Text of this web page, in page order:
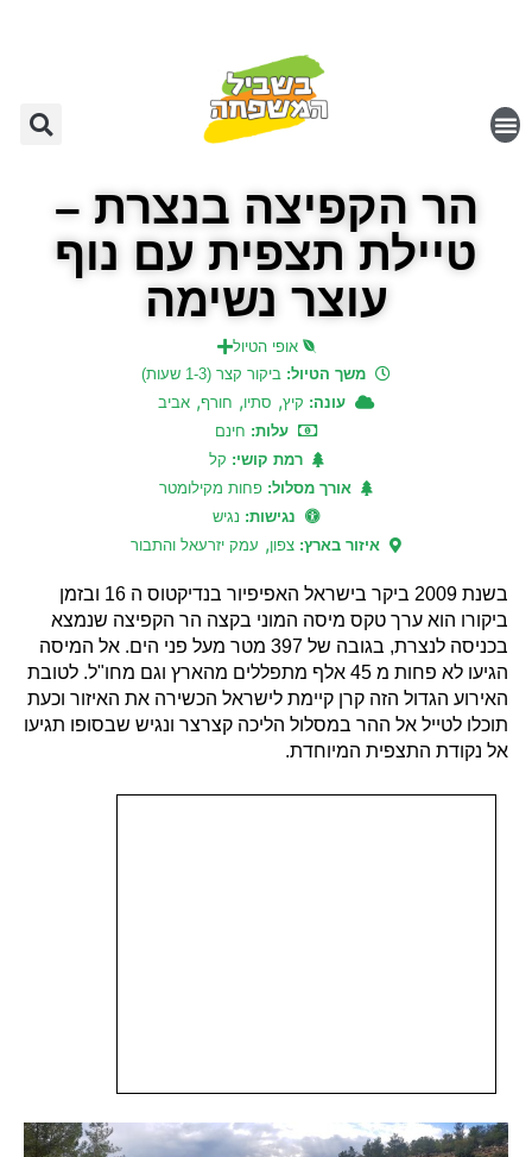
הר הקפיצה בנצרת –
טיילת תצפית עם נוף
עוצר נשימה
אופי הטיול
משך הטיול: ביקור קצר (1-3 שעות)
עונה: קיץ, סתיו, חורף, אביב
עלות: חינם
רמת קושי: קל
אורך מסלול: פחות מקילומטר
נגישות: נגיש
איזור בארץ: צפון, עמק יזרעאל והתבור
בשנת 2009 ביקר בישראל האפיפיור בנדיקטוס ה 16 ובזמן
ביקורו הוא ערך טקס מיסה המוני בקצה הר הקפיצה שנמצא
בכניסה לנצרת, בגובה של 397 מטר מעל פני הים. אל המיסה
הגיעו לא פחות מ 45 אלף מתפללים מהארץ וגם מחו"ל. לטובת
האירוע הגדול הזה קרן קיימת לישראל הכשירה את האיזור וכעת
תוכלו לטייל אל ההר במסלול הליכה קצרצר ונגיש שבסופו תגיעו
אל נקודת התצפית המיוחדת.